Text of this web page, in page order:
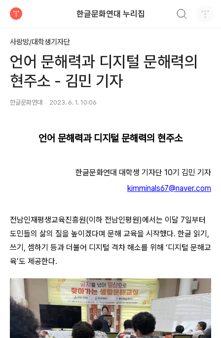
한글문화연대 누리집
사랑방/대학생기자단
언어 문해력과 디지털 문해력의
현주소 - 김민 기자
한글문화연대 2023. 6. 1. 10:06
언어 문해력과 디지털 문해력의 현주소
한글문화연대 대학생 기자단 10기 김민 기자
kimminals67@naver.com
전남인재평생교육진흥원(이하 전남인평원)에서는 이달 7일부터
도민들의 삶의 질을 높이겠다며 문해 교육을 시작했다. 한글 읽기,
쓰기, 셈하기 등과 더불어 디지털 격차 해소를 위해 ‘디지털 문해교
육’도 제공한다.